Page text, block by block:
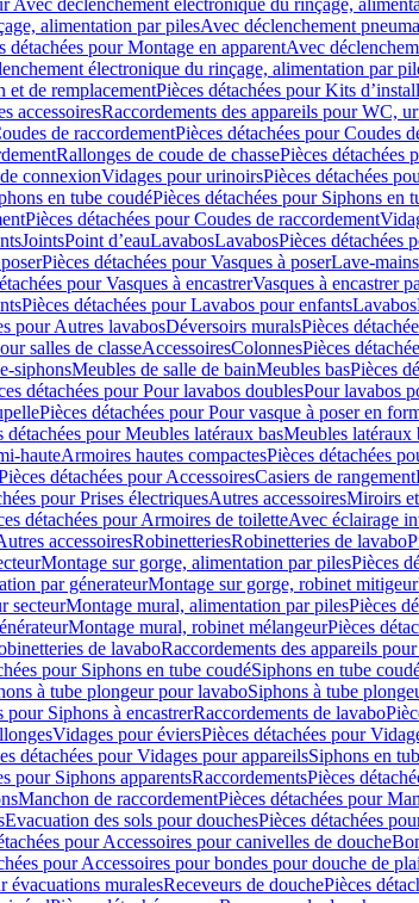
Avec déclenchement électronique du rinçage,
alimentation par pilesAvec déclenchement
détachées pour Montage en apparentAvec
électronique du rinçage, alimentation par
et de remplacementPièces détachées pour Kits
accessoiresRaccordements des appareils pour WC,
de raccordementPièces détachées pour Coudes
Rallonges de coude de chassePièces détachées
connexionVidages pour urinoirsPièces détachées
en tube coudéPièces détachées pour Siphons en
Pièces détachées pour Coudes de raccordement
JointsPoint d’eauLavabosLavabosPièces détachées
Pièces détachées pour Vasques à poserLave-mains
pour Vasques à encastrerVasques à encastrer
Pièces détachées pour Lavabos pour enfantsLavabos
pour Autres lavabosDéversoirs muralsPièces
salles de classeAccessoiresColonnesPièces
siphonsMeubles de salle de bainMeubles basPièces
détachées pour Pour lavabos doublesPour lavabos
Pièces détachées pour Pour vasque à poser en
détachées pour Meubles latéraux basMeubles latéraux
hauteArmoires hautes compactesPièces détachées
détachées pour AccessoiresCasiers de rangement
pour Prises électriquesAutres accessoiresMiroirs
détachées pour Armoires de toiletteAvec éclairage
accessoiresRobinetteriesRobinetteries de lavabo
Montage sur gorge, alimentation par pilesPièces
par génerateurMontage sur gorge, robinet mitigeur
secteurMontage mural, alimentation par pilesPièces
Montage mural, robinet mélangeurPièces
de lavaboRaccordements des appareils
pour Siphons en tube coudéSiphons en tube
à tube plongeur pour lavaboSiphons à tube
pour Siphons à encastrerRaccordements de lavabo
Vidages pour éviersPièces détachées pour
détachées pour Vidages pour appareilsSiphons en
pour Siphons apparentsRaccordementsPièces
Manchon de raccordementPièces détachées pour
Evacuation des sols pour douchesPièces détachées
pour Accessoires pour canivelles de douche
pour Accessoires pour bondes pour douche de
évacuations muralesReceveurs de douchePièces